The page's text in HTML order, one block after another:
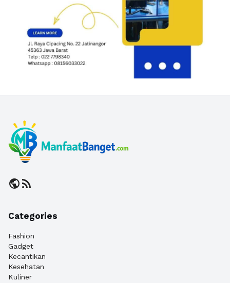
publicrss_feed
Categories
Fashion
Gadget
Kecantikan
Kesehatan
Kuliner